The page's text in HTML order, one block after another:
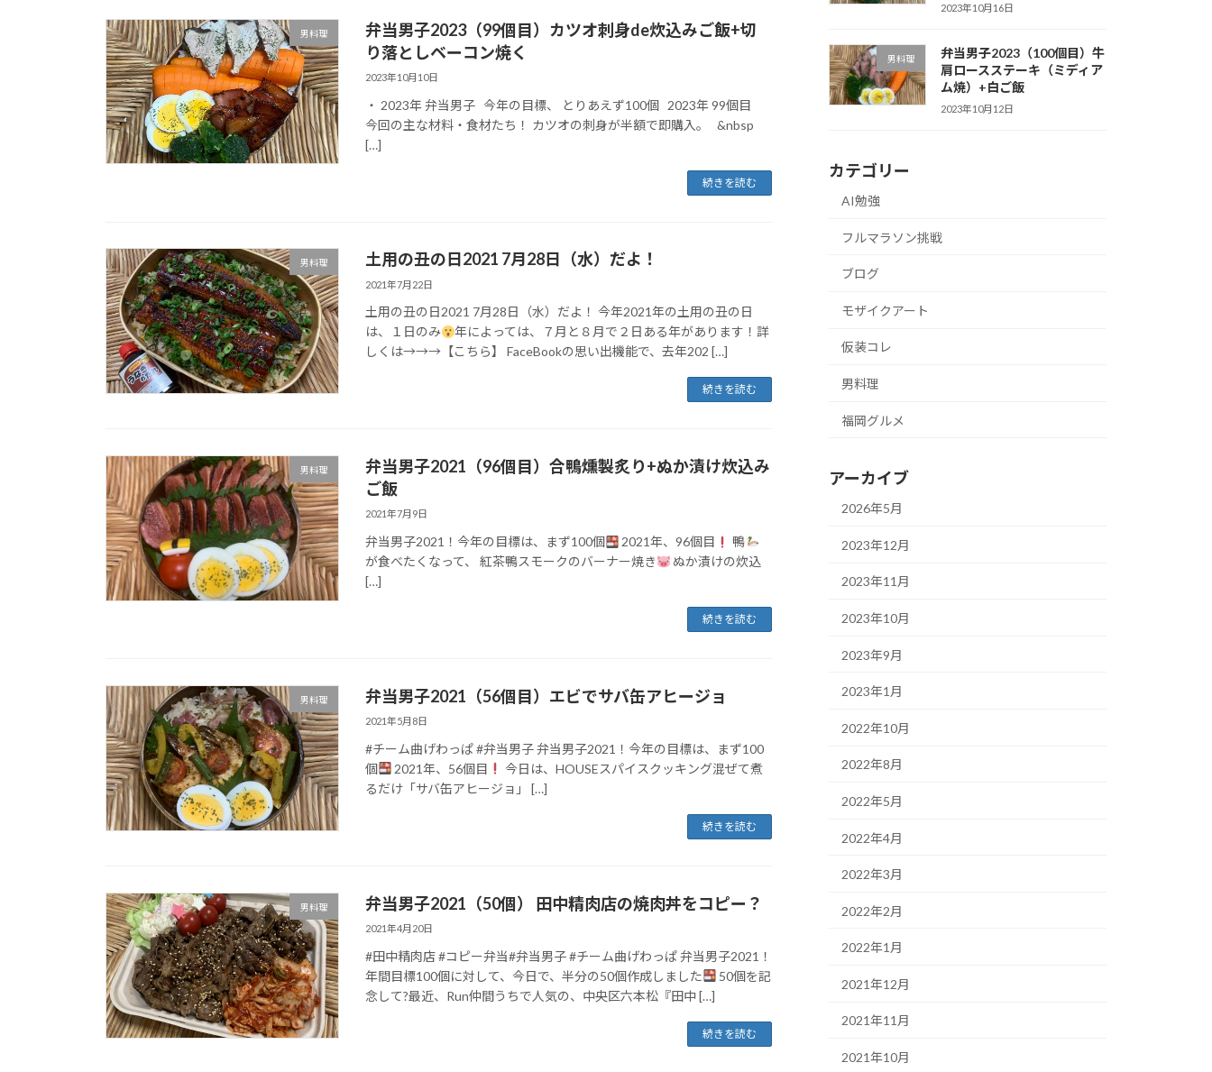
男料理
弁当男子2023（99個目）カツオ刺身de炊込みご飯+切
り落としベーコン焼く
2023年10月10日
・ 2023年 弁当男子 今年の目標、 とりあえず100個 2023年 99個目
今回の主な材料・食材たち！ カツオの刺身が半額で即購入。 &nbsp
[…]
続きを読む
男料理 土用の丑の日2021 7月28日（水）だよ！
2021年7月22日
土用の丑の日2021 7月28日（水）だよ！ 今年2021年の土用の丑の日
は、１日のみ
年によっては、７月と８月で２日ある年があります！詳
しくは→→→【こちら】 FaceBookの思い出機能で、去年202 […]
続きを読む
男料理
弁当男子2021（96個目）合鴨燻製炙り+ぬか漬け炊込み
ご飯
2021年7月9日
弁当男子2021！今年の目標は、まず100個 2021年、96個目
鴨
が食べたくなって、 紅茶鴨スモークのバーナー焼き
ぬか漬けの炊込
[…]
続きを読む
男料理 弁当男子2021（56個目）エビでサバ缶アヒージョ
2021年5月8日
#チーム曲げわっぱ #弁当男子 弁当男子2021！今年の目標は、まず100
個
2021年、56個目
今日は、HOUSEスパイスクッキング混ぜて煮
るだけ「サバ缶アヒージョ」 […]
続きを読む
男料理 弁当男子2021（50個） 田中精肉店の焼肉丼をコピー？
2021年4月20日
#田中精肉店 #コピー弁当#弁当男子 #チーム曲げわっぱ 弁当男子2021！
年間目標100個に対して、今日で、半分の50個作成しました
50個を記
念して?最近、Run仲間うちで人気の、中央区六本松『田中 […]
続きを読む
2023年10月16日
男料理
弁当男子2023（100個目）牛
肩ロースステーキ（ミディア
ム焼）+白ご飯
2023年10月12日
カテゴリー
AI勉強
フルマラソン挑戦
ブログ
モザイクアート
仮装コレ
男料理
福岡グルメ
アーカイブ
2026年5月
2023年12月
2023年11月
2023年10月
2023年9月
2023年1月
2022年10月
2022年8月
2022年5月
2022年4月
2022年3月
2022年2月
2022年1月
2021年12月
2021年11月
2021年10月